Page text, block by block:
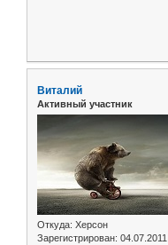
Виталий
Активный участник
Откуда: Херсон
Зарегистрирован: 04.07.2011